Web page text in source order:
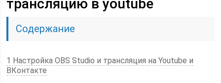
трансляцию в youtube
Содержание
1 Настройка OBS Studio и трансляция на Youtube и
ВКонтакте